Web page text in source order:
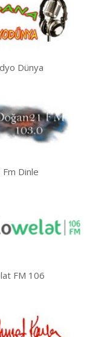
Dünya
Dinle
FM 106